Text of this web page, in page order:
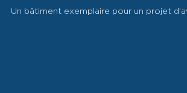
Un bâtiment exemplaire pour un projet